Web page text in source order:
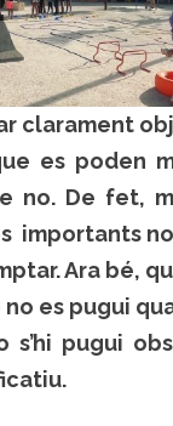
clarament
es poden
no. De fet,
importants
Ara bé,
es pugui
pugui